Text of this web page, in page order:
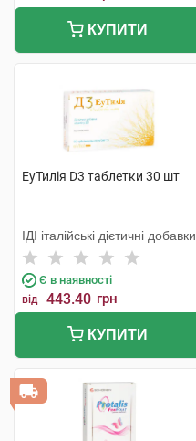
КУПИТИ
ЕуТилія D3 таблетки 30 шт
ІДІ італійські дієтичні добавки
Є в наявності
від 443.40 грн
КУПИТИ